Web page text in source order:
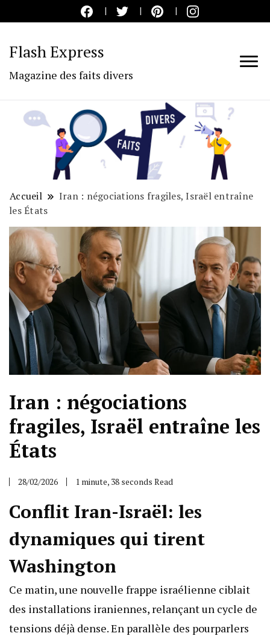
Flash Express
Magazine des faits divers
Accueil
Iran : négociations fragiles, Israël entraîne
les États
Iran : négociations
fragiles, Israël entraîne les
États
28/02/2026 1 minute, 38 seconds Read
Conflit Iran-Israël: les
dynamiques qui tirent
Washington
Ce matin, une nouvelle frappe israélienne ciblait
des installations iraniennes, relançant un cycle de
tensions déjà dense. En parallèle des pourparlers